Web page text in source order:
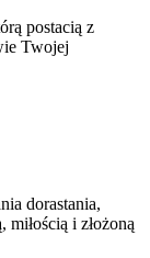
postacią z
Twojej
dorastania,
miłością i złożoną